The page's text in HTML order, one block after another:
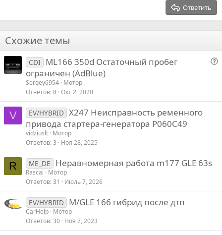
22
26
Times New Roman
Verdana
Ответить
Схожие темы
В
о
CDI
ML166 350d Остаточный пробег
ограничен (AdBlue)
Sergey6954 Мотор
Ответов 8 Окт 2, 2020
V EV/HYBRID X247 Неисправность ременного
привода стартера-генератора P060C49
vidziuslt Мотор
Ответов 3 Ноя 28, 2025
R ME_DE Неравномерная работа m177 GLE 63s
Rascal
Мотор
Ответов 31 Июль 7, 2026
EV/HYBRID M/GLE 166 гибрид после дтп
CarHelp Мотор
Ответов 30 Ноя 7, 2023